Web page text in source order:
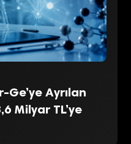
Ayrılan
Milyar TL’ye